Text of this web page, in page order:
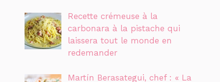
Recette crémeuse à la
carbonara à la pistache qui
laissera tout le monde en
redemander
Martín Berasategui, chef : « La